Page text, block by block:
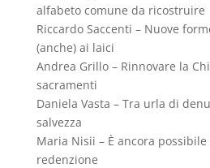
alfabeto comune da ricostruire
Riccardo Saccenti – Nuove
(anche) ai laici
Andrea Grillo – Rinnovare la
sacramenti
Daniela Vasta – Tra urla di
salvezza
Maria Nisii – È ancora
redenzione